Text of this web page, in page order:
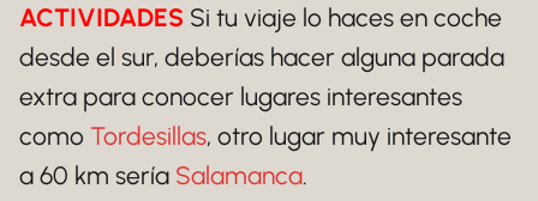
ACTIVIDADES Si tu viaje lo haces en coche
desde el sur, deberías hacer alguna parada
extra para conocer lugares interesantes
como Tordesillas, otro lugar muy interesante
a 60 km sería Salamanca.